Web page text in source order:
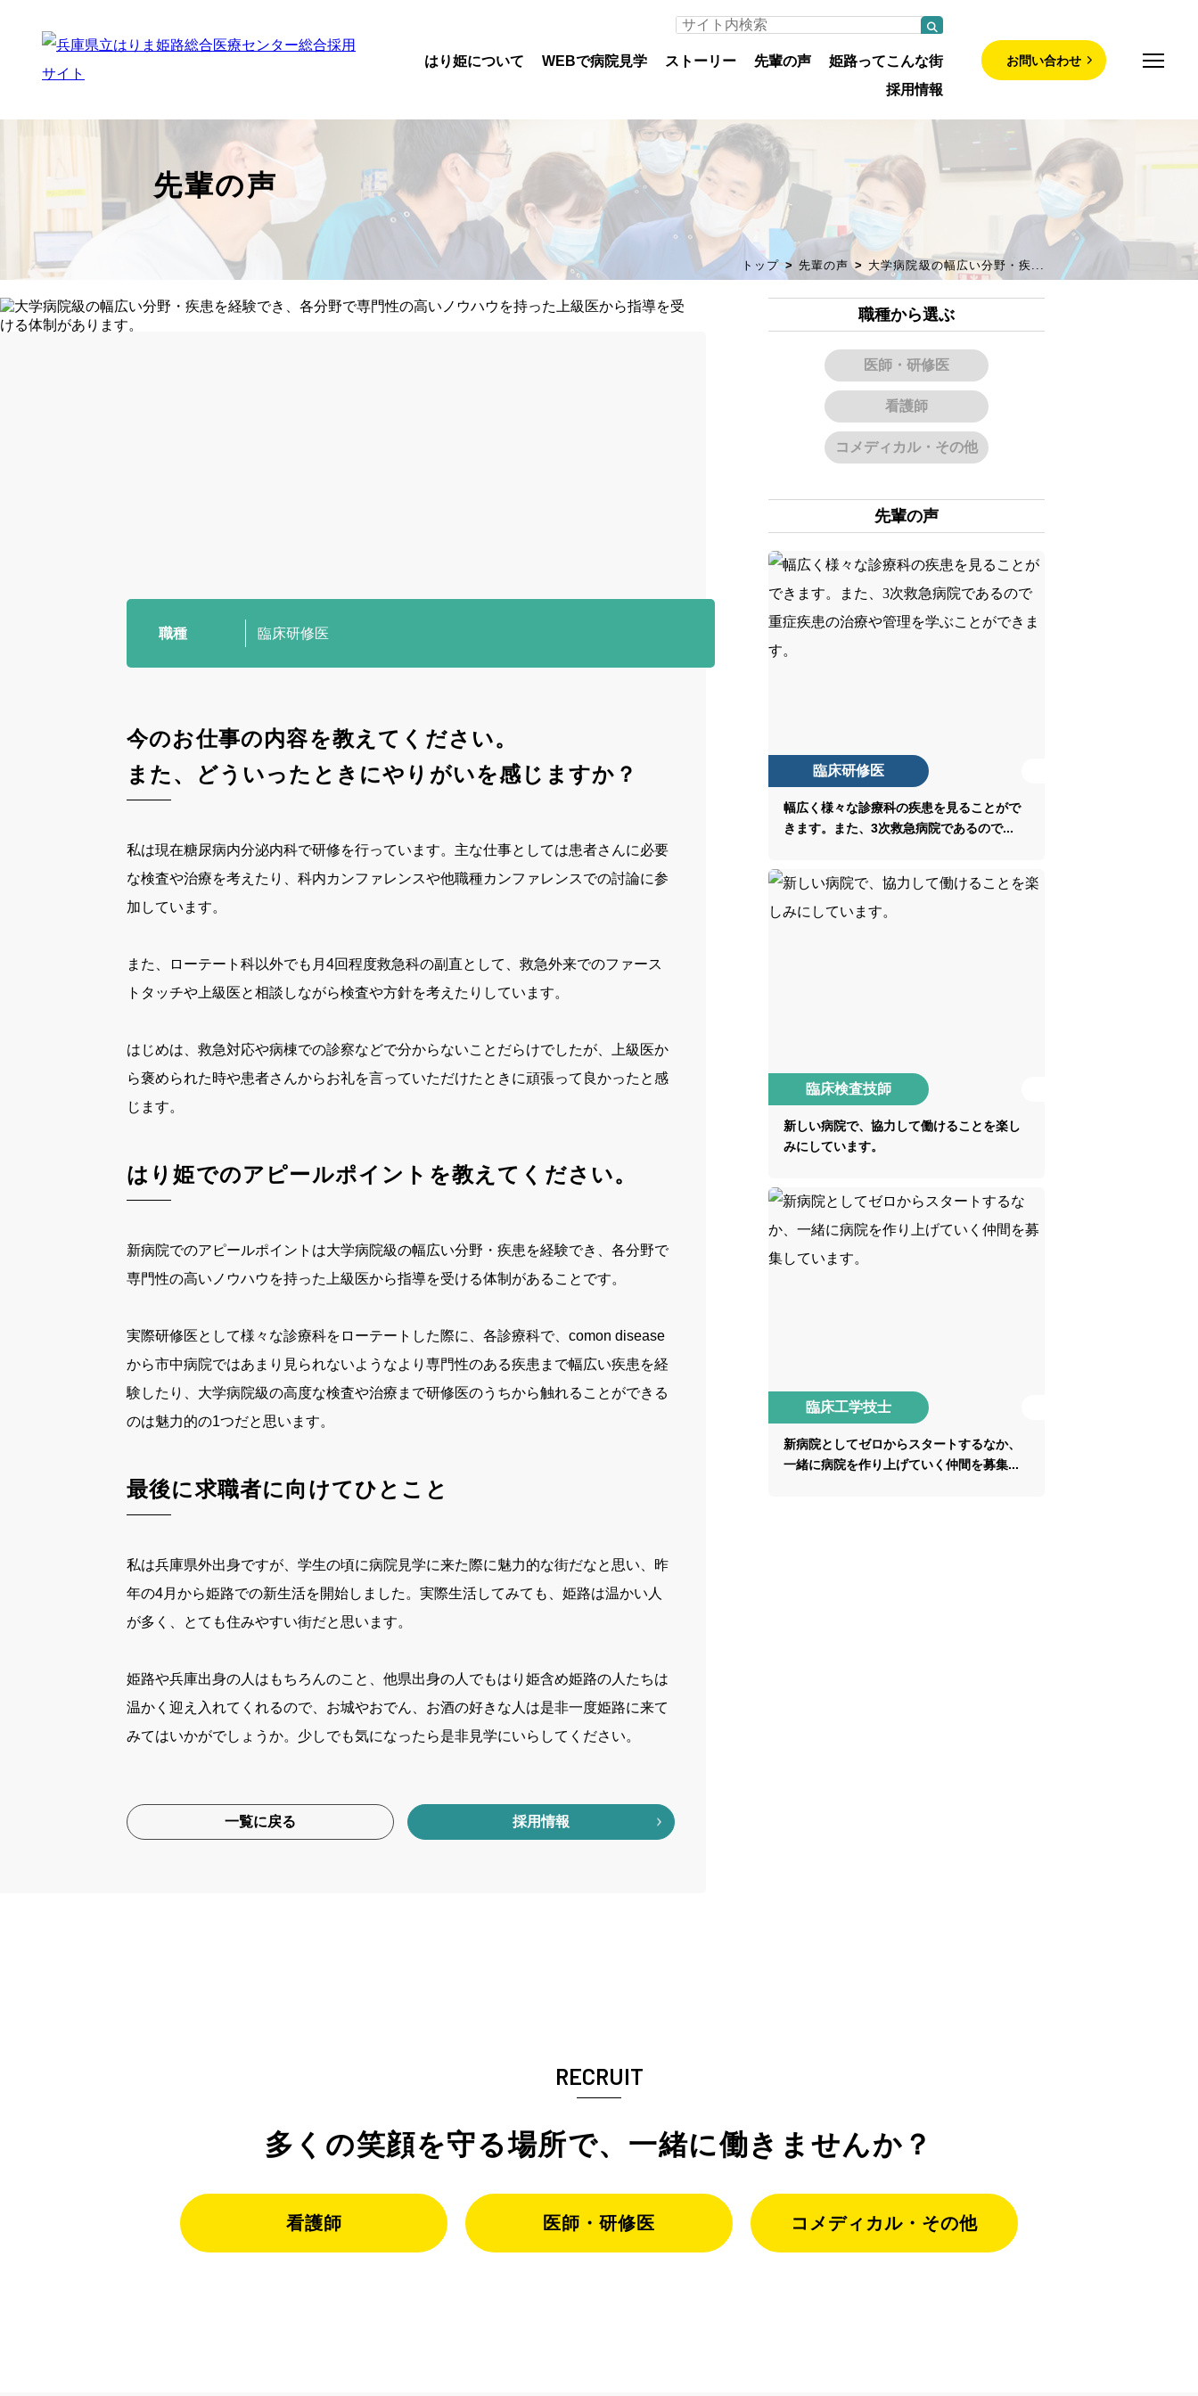
はり姫について WEBで病院見学 ストーリー 先輩の声
姫路ってこんな街
採用情報
お問い合わせ
トップページ
はり姫について
WEBで病院見学
医師募集について
専攻医
看護師募集について
看護部について
部署紹介
専門・認定看護師
ストーリー
採用情報
病院見学など
実習・研修
スタッフ専用ページ
先輩の声
トップ 先輩の声 大学病院級の幅広い分野・疾...
職種 臨床研修医
今のお仕事の内容を教えてください。
また、どういったときにやりがいを感じますか？
私は現在糖尿病内分泌内科で研修を行っています。主な仕事としては患者さんに必要
な検査や治療を考えたり、科内カンファレンスや他職種カンファレンスでの討論に参
加しています。
また、ローテート科以外でも月4回程度救急科の副直として、救急外来でのファース
トタッチや上級医と相談しながら検査や方針を考えたりしています。
はじめは、救急対応や病棟での診察などで分からないことだらけでしたが、上級医か
ら褒められた時や患者さんからお礼を言っていただけたときに頑張って良かったと感
じます。
はり姫でのアピールポイントを教えてください。
新病院でのアピールポイントは大学病院級の幅広い分野・疾患を経験でき、各分野で
専門性の高いノウハウを持った上級医から指導を受ける体制があることです。
実際研修医として様々な診療科をローテートした際に、各診療科で、comon disease
から市中病院ではあまり見られないようなより専門性のある疾患まで幅広い疾患を経
験したり、大学病院級の高度な検査や治療まで研修医のうちから触れることができる
のは魅力的の1つだと思います。
最後に求職者に向けてひとこと
私は兵庫県外出身ですが、学生の頃に病院見学に来た際に魅力的な街だなと思い、昨
年の4月から姫路での新生活を開始しました。実際生活してみても、姫路は温かい人
が多く、とても住みやすい街だと思います。
姫路や兵庫出身の人はもちろんのこと、他県出身の人でもはり姫含め姫路の人たちは
温かく迎え入れてくれるので、お城やおでん、お酒の好きな人は是非一度姫路に来て
みてはいかがでしょうか。少しでも気になったら是非見学にいらしてください。
一覧に戻る 採用情報
職種から選ぶ
医師・研修医
看護師
コメディカル・その他
先輩の声
臨床研修医
幅広く様々な診療科の疾患を見ることがで
きます。また、3次救急病院であるので...
臨床検査技師
新しい病院で、協力して働けることを楽し
みにしています。
臨床工学技士
新病院としてゼロからスタートするなか、
一緒に病院を作り上げていく仲間を募集...
RECRUIT
多くの笑顔を守る場所で、 一緒に働きませんか？
看護師 医師・研修医 コメディカル・その他